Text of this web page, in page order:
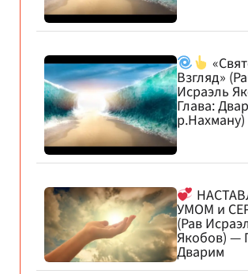
Взгляд»
Исраэль
Глава:
р.Нахману)
УМОМ и
(Рав
Якобов) —
Дварим